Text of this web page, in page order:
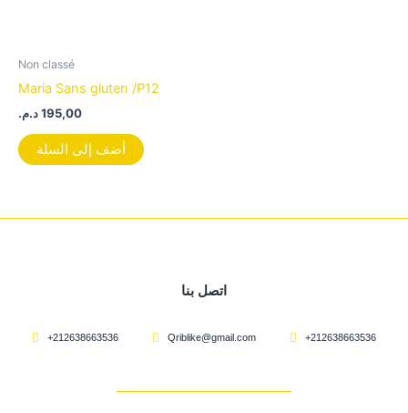
Non classé
Maria Sans gluten /P12
195,00د.م.
أضف إلى السلة
اتصل بنا
+212638663536 Qriblike@gmail.com +212638663536